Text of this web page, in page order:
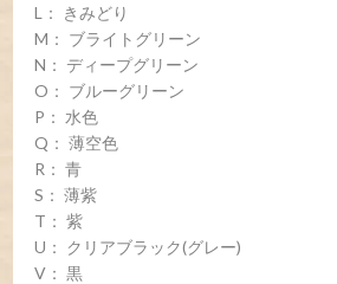
L： きみどり
M： ブライトグリーン
N： ディープグリーン
O： ブルーグリーン
P： 水色
Q： 薄空色
R： 青
S： 薄紫
T： 紫
U： クリアブラック(グレー)
V： 黒